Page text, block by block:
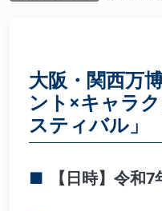
大阪・関西万
ント×キャラ
スティバル」
【日時】令和